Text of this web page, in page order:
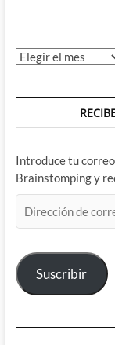
Archivos
Introduce tu
Brainstomping y
de
electrónico
Suscribir